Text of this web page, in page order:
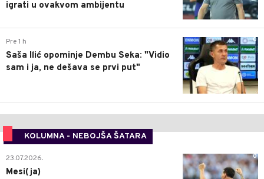
igrati u ovakvom ambijentu
0
Pre 1 h
Saša Ilić opominje Dembu Seka: "Vidio
sam i ja, ne dešava se prvi put"
KOLUMNA - NEBOJŠA ŠATARA
0
23.07.2026.
Mesi(ja)